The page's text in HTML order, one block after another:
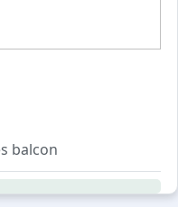
balcon
/ séjour